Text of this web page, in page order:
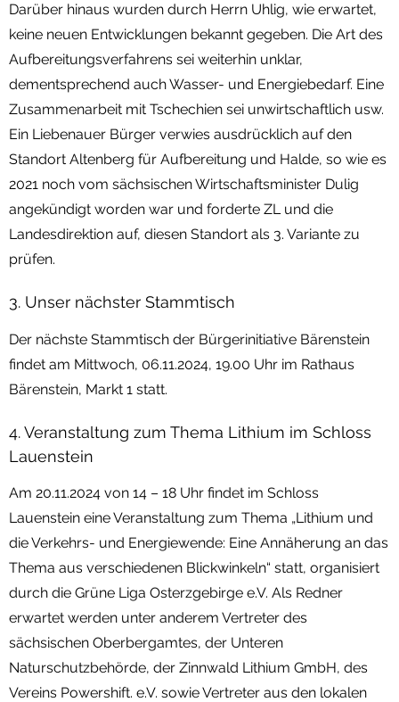
Darüber hinaus wurden durch Herrn Uhlig, wie erwartet,
keine neuen Entwicklungen bekannt gegeben. Die Art des
Aufbereitungsverfahrens sei weiterhin unklar,
dementsprechend auch Wasser- und Energiebedarf. Eine
Zusammenarbeit mit Tschechien sei unwirtschaftlich usw.
Ein Liebenauer Bürger verwies ausdrücklich auf den
Standort Altenberg für Aufbereitung und Halde, so wie es
2021 noch vom sächsischen Wirtschaftsminister Dulig
angekündigt worden war und forderte ZL und die
Landesdirektion auf, diesen Standort als 3. Variante zu
prüfen.
3. Unser nächster Stammtisch
Der nächste Stammtisch der Bürgerinitiative Bärenstein
findet am Mittwoch, 06.11.2024, 19.00 Uhr im Rathaus
Bärenstein, Markt 1 statt.
4. Veranstaltung zum Thema Lithium im Schloss
Lauenstein
Am 20.11.2024 von 14 – 18 Uhr findet im Schloss
Lauenstein eine Veranstaltung zum Thema „Lithium und
die Verkehrs- und Energiewende: Eine Annäherung an das
Thema aus verschiedenen Blickwinkeln“ statt, organisiert
durch die Grüne Liga Osterzgebirge e.V. Als Redner
erwartet werden unter anderem Vertreter des
sächsischen Oberbergamtes, der Unteren
Naturschutzbehörde, der Zinnwald Lithium GmbH, des
Vereins Powershift. e.V. sowie Vertreter aus den lokalen